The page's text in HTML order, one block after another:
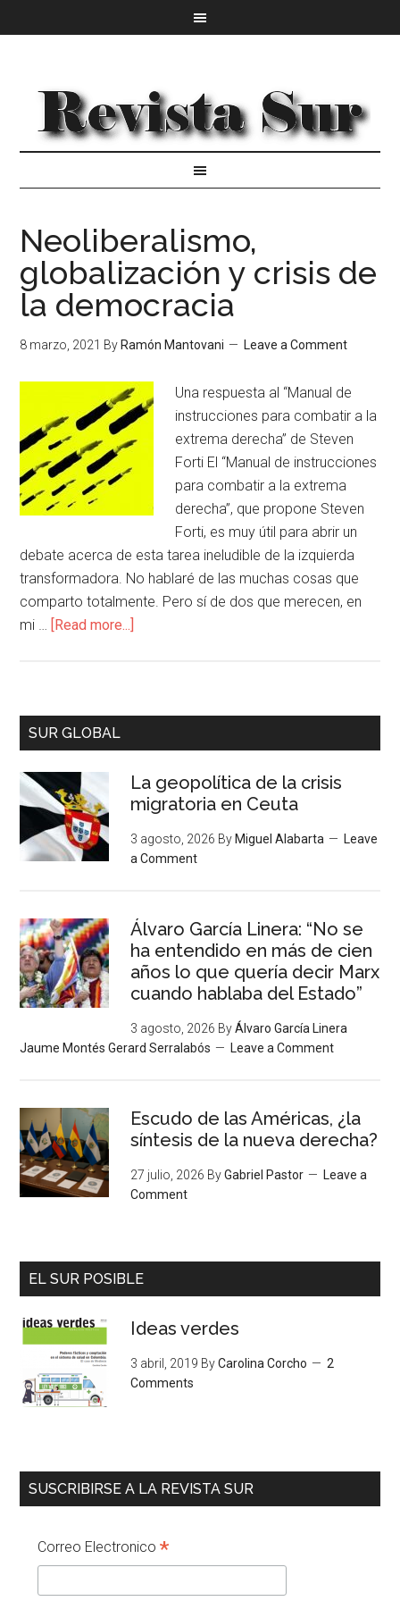
Neoliberalismo,
globalización y crisis de
la democracia
8 marzo, 2021 By Ramón Mantovani Leave a Comment
Una respuesta al “Manual de
instrucciones para combatir a la
extrema derecha” de Steven
Forti El “Manual de instrucciones
para combatir a la extrema
derecha”, que propone Steven
Forti, es muy útil para abrir un
debate acerca de esta tarea ineludible de la izquierda
transformadora. No hablaré de las muchas cosas que
comparto totalmente. Pero sí de dos que merecen, en
mi … [Read more...]
SUR GLOBAL
La geopolítica de la crisis
migratoria en Ceuta
3 agosto, 2026 By Miguel Alabarta
Leave
a Comment
Álvaro García Linera: “No se
ha entendido en más de cien
años lo que quería decir Marx
cuando hablaba del Estado”
3 agosto, 2026 ByÁlvaro García Linera
Jaume Montés Gerard Serralabós
Leave a Comment
Escudo de las Américas, ¿la
síntesis de la nueva derecha?
27 julio, 2026 ByGabriel Pastor
Leave a
Comment
EL SUR POSIBLE
Ideas verdes
3 abril, 2019 ByCarolina Corcho
2
Comments
SUSCRIBIRSE A LA REVISTA SUR
Correo Electronico*